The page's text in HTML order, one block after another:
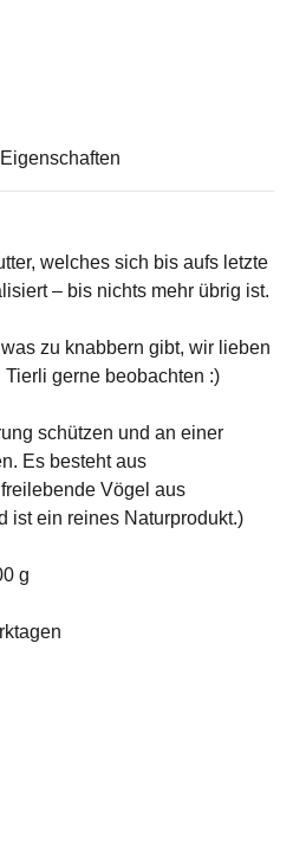
Eigenschaften
welches sich bis aufs letzte
– bis nichts mehr übrig ist.
zu knabbern gibt, wir lieben
gerne beobachten :)
schützen und an einer
Es besteht aus
Vögel aus
ist ein reines Naturprodukt.)
g